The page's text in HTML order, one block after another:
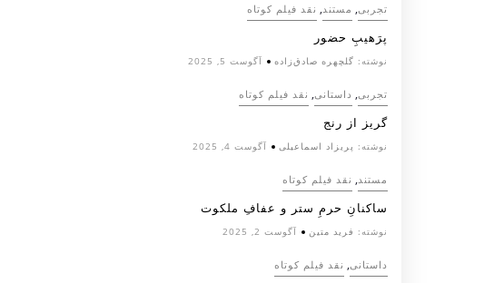
تجربی, مستند, نقد فیلم کوتاه
پرَهیب‌ِ حضور
نوشته: گلچهره صادق‌زاده آگوست 5, 2025
تجربی, داستانی, نقد فیلم کوتاه
گریز از رنج
نوشته: پریزاد اسماعیلی آگوست 4, 2025
مستند, نقد فیلم کوتاه
ساکنانِ حرمِ ستر و عفافِ ملکوت
نوشته: فرید متین آگوست 2, 2025
داستانی, نقد فیلم کوتاه